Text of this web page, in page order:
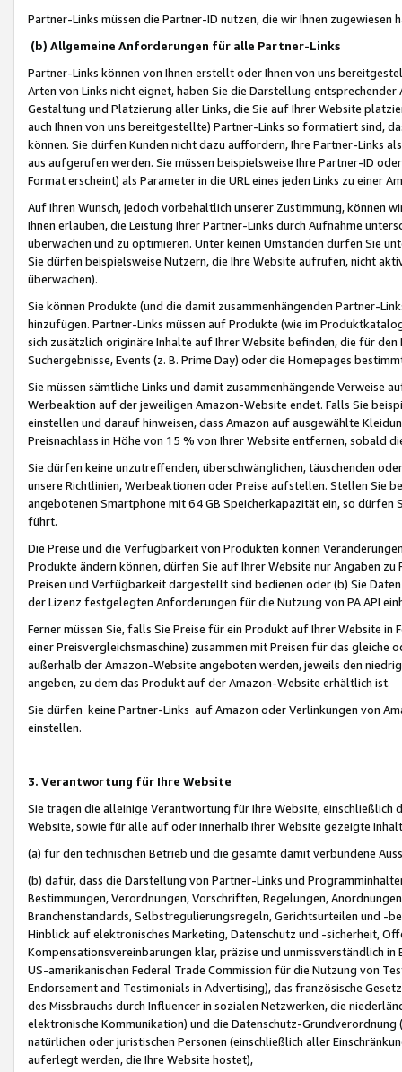
Partner-Links müssen die Partner-ID nutzen, die wir Ihnen zugewiesen
(b) Allgemeine Anforderungen für alle Partner-Links
Partner-Links können von Ihnen erstellt oder Ihnen von uns
Arten von Links nicht eignet, haben Sie die Darstellung
Gestaltung und Platzierung aller Links, die Sie auf Ihrer Website
auch Ihnen von uns bereitgestellte) Partner-Links so formatiert sind,
können. Sie dürfen Kunden nicht dazu auffordern, Ihre Partner-Links
aus aufgerufen werden. Sie müssen beispielsweise Ihre Partner-ID
Format erscheint) als Parameter in die URL eines jeden Links zu einer
Auf Ihren Wunsch, jedoch vorbehaltlich unserer Zustimmung, können
Ihnen erlauben, die Leistung Ihrer Partner-Links durch Aufnahme
überwachen und zu optimieren. Unter keinen Umständen dürfen Sie
Sie dürfen beispielsweise Nutzern, die Ihre Website aufrufen, nicht
überwachen).
Sie können Produkte (und die damit zusammenhängenden Partner-
hinzufügen. Partner-Links müssen auf Produkte (wie im
sich zusätzlich originäre Inhalte auf Ihrer Website befinden, die für
Suchergebnisse, Events (z. B. Prime Day) oder die Homepages
Sie müssen sämtliche Links und damit zusammenhängende
Werbeaktion auf der jeweiligen Amazon-Website endet. Falls Sie
einstellen und darauf hinweisen, dass Amazon auf ausgewählte
Preisnachlass in Höhe von 15 % von Ihrer Website entfernen, sobald
Sie dürfen keine unzutreffenden, überschwänglichen, täuschenden
unsere Richtlinien, Werbeaktionen oder Preise aufstellen. Stellen Sie
angebotenen Smartphone mit 64 GB Speicherkapazität ein, so dürfen
führt.
Die Preise und die Verfügbarkeit von Produkten können
Produkte ändern können, dürfen Sie auf Ihrer Website nur Angaben
Preisen und Verfügbarkeit dargestellt sind bedienen oder (b) Sie
der Lizenz festgelegten Anforderungen für die Nutzung von PA API
Ferner müssen Sie, falls Sie Preise für ein Produkt auf Ihrer Website
einer Preisvergleichsmaschine) zusammen mit Preisen für das
außerhalb der Amazon-Website angeboten werden, jeweils den
angeben, zu dem das Produkt auf der Amazon-Website erhältlich ist.
Sie dürfen keine Partner-Links auf Amazon oder Verlinkungen von
einstellen.
3. Verantwortung für Ihre Website
Sie tragen die alleinige Verantwortung für Ihre Website,
Website, sowie für alle auf oder innerhalb Ihrer Website gezeigte
(a) für den technischen Betrieb und die gesamte damit verbundene
(b) dafür, dass die Darstellung von Partner-Links und
Bestimmungen, Verordnungen, Vorschriften, Regelungen,
Branchenstandards, Selbstregulierungsregeln, Gerichtsurteilen und -
Hinblick auf elektronisches Marketing, Datenschutz und -sicherheit,
Kompensationsvereinbarungen klar, präzise und unmissverständlich
US-amerikanischen Federal Trade Commission für die Nutzung von
Endorsement and Testimonials in Advertising), das französische
des Missbrauchs durch Influencer in sozialen Netzwerken, die
elektronische Kommunikation) und die Datenschutz-
natürlichen oder juristischen Personen (einschließlich aller
auferlegt werden, die Ihre Website hostet),